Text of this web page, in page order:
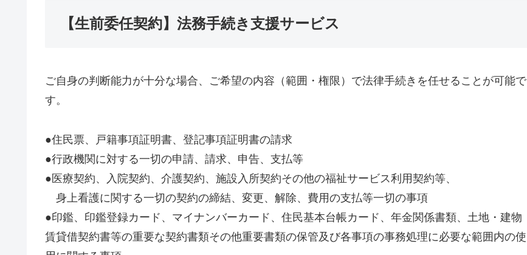
【生前委任契約】法務手続き支援サービス
ご自身の判断能力が十分な場合、ご希望の内容（範囲・権限）で法律手続きを任せることが可能で
す。
●住民票、戸籍事項証明書、登記事項証明書の請求
●行政機関に対する一切の申請、請求、申告、支払等
●医療契約、入院契約、介護契約、施設入所契約その他の福祉サービス利用契約等、
身上看護に関する一切の契約の締結、変更、解除、費用の支払等一切の事項
●印鑑、印鑑登録カード、マイナンバーカード、住民基本台帳カード、年金関係書類、土地・建物
賃貸借契約書等の重要な契約書類その他重要書類の保管及び各事項の事務処理に必要な範囲内の使